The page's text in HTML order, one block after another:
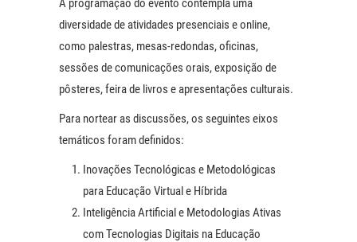
A programação do evento contempla uma
diversidade de atividades presenciais e online,
como palestras, mesas-redondas, oficinas,
sessões de comunicações orais, exposição de
pôsteres, feira de livros e apresentações culturais.
Para nortear as discussões, os seguintes eixos
temáticos foram definidos:
Inovações Tecnológicas e Metodológicas
para Educação Virtual e Híbrida
Inteligência Artificial e Metodologias Ativas
com Tecnologias Digitais na Educação